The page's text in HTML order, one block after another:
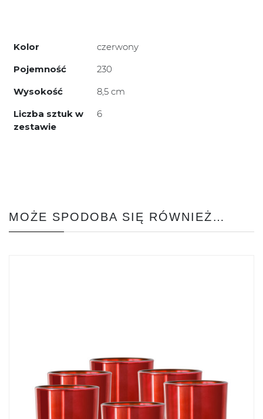
Kolor
czerwony
Pojemność
230
Wysokość
8,5 cm
Liczba sztuk w
zestawie
6
MOŻE SPODOBA SIĘ RÓWNIEŻ…